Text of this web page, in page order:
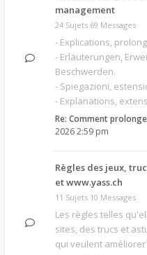
management
24 Sujets 69 Messages
- Explications,
- Erläuterungen,
Beschwerden.
- Spiegazioni,
- Explanations,
Re: Comment
2026 2:59 pm
Règles des jeux,
et www.yass.ch
11 Sujets 10 Messages
Les règles telles
sites, des trucs et
qui veulent améliorer